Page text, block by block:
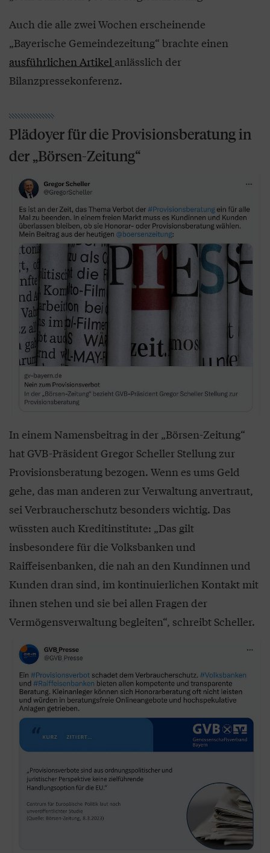
Auch die alle zwei Wochen erscheinende
„Bayerische Gemeindezeitung“ brachte einen
ausführlichen Artikel anlässlich der
Bilanzpressekonferenz.
Plädoyer für die Provisionsberatung in
der „Börsen-Zeitung“
In einem Namensbeitrag in der „Börsen-Zeitung“
hat GVB-Präsident Gregor Scheller Stellung zur
Provisionsberatung bezogen. Wenn es ums Geld
gehe, das man anderen zur Verwaltung anvertraut,
sei Verbraucherschutz besonders wichtig. Das
wüssten auch Kreditinstitute: „Das gilt
insbesondere für die Volksbanken und
Raiffeisenbanken, die nah an den Kundinnen und
Kunden dran sind, im kontinuierlichen Kontakt mit
ihnen stehen und sie bei allen Fragen der
Vermögensverwaltung begleiten“, schreibt Scheller.